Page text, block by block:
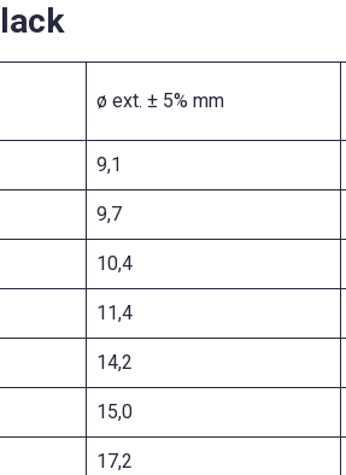
ø ext. ± 5% mm
9,1
9,7
10,4
11,4
14,2
15,0
17,2